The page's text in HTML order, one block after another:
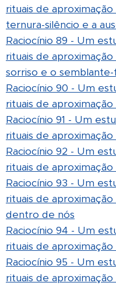
rituais de
ternura-silêncio e a
Raciocínio 89 - Um
rituais de
sorriso e o
Raciocínio 90 - Um
rituais de
Raciocínio 91 - Um
rituais de
Raciocínio 92 - Um
rituais de
Raciocínio 93 - Um
rituais de
dentro de nós
Raciocínio 94 - Um
rituais de
Raciocínio 95 - Um
rituais de